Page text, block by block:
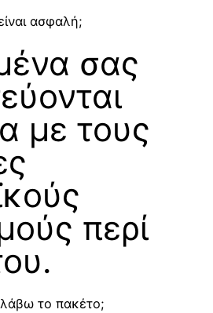
ασφαλή;
σας
με τους
περί
το πακέτο;